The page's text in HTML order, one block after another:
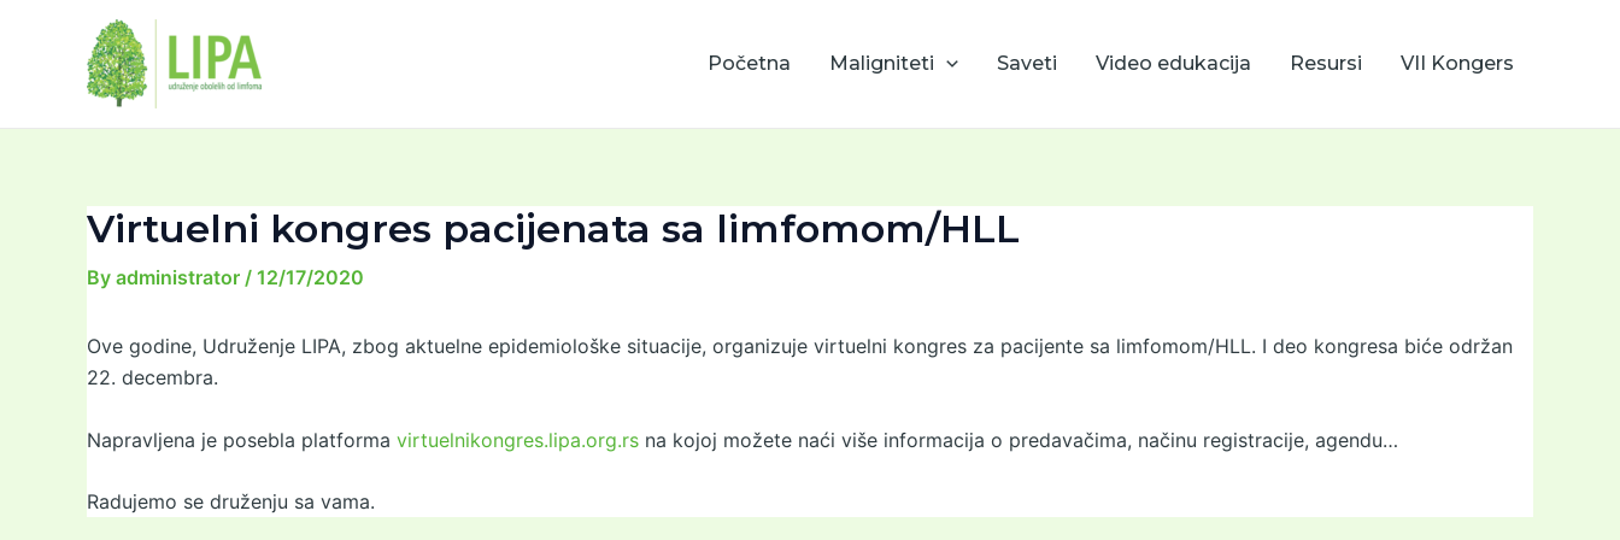
Početna Maligniteti Saveti Video edukacija Resursi VII Kongers
Virtuelni kongres pacijenata sa limfomom/HLL
By administrator / 12/17/2020
Ove godine, Udruženje LIPA, zbog aktuelne epidemiološke situacije, organizuje virtuelni kongres za pacijente sa limfomom/HLL. I deo kongresa biće održan
22. decembra.
Napravljena je posebla platforma virtuelnikongres.lipa.org.rs na kojoj možete naći više informacija o predavačima, načinu registracije, agendu…
Radujemo se druženju sa vama.
Post
navigation